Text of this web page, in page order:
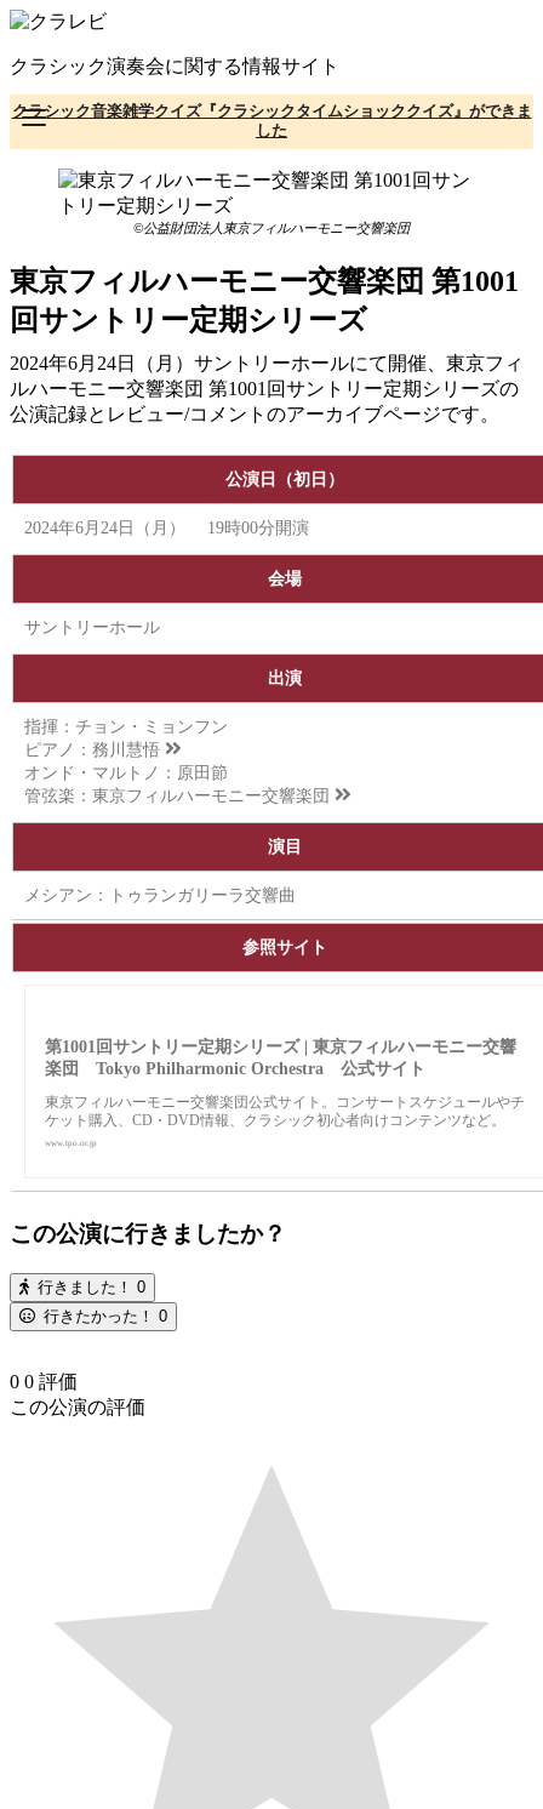
コ
テ
ン
ツ
へ
クラシック演奏会に関する情報サイト
クラシック音楽雑学クイズ『クラシックタイムショッククイズ』ができま
した
©公益財団法人東京フィルハーモニー交響楽団
東京フィルハーモニー交響楽団 第1001
回サントリー定期シリーズ
2024年6月24日（月）サントリーホールにて開催、東京フィ
ルハーモニー交響楽団 第1001回サントリー定期シリーズの
公演記録とレビュー/コメントのアーカイブページです。
公演日（初日）
2024年6月24日（月） 19時00分開演
会場
サントリーホール
出演
指揮：チョン・ミョンフン
ピアノ： 務川慧悟
オンド・マルトノ：原田節
管弦楽： 東京フィルハーモニー交響楽団
演目
メシアン：トゥランガリーラ交響曲
参照サイト
第1001回サントリー定期シリーズ | 東京フィルハーモニー交響
楽団 Tokyo Philharmonic Orchestra 公式サイト
東京フィルハーモニー交響楽団公式サイト。コンサートスケジュールやチ
ケット購入、CD・DVD情報、クラシック初心者向けコンテンツなど。
www.tpo.or.jp
この公演に行きましたか？
行きました！ 0
行きたかった！ 0
0 0 評価
この公演の評価